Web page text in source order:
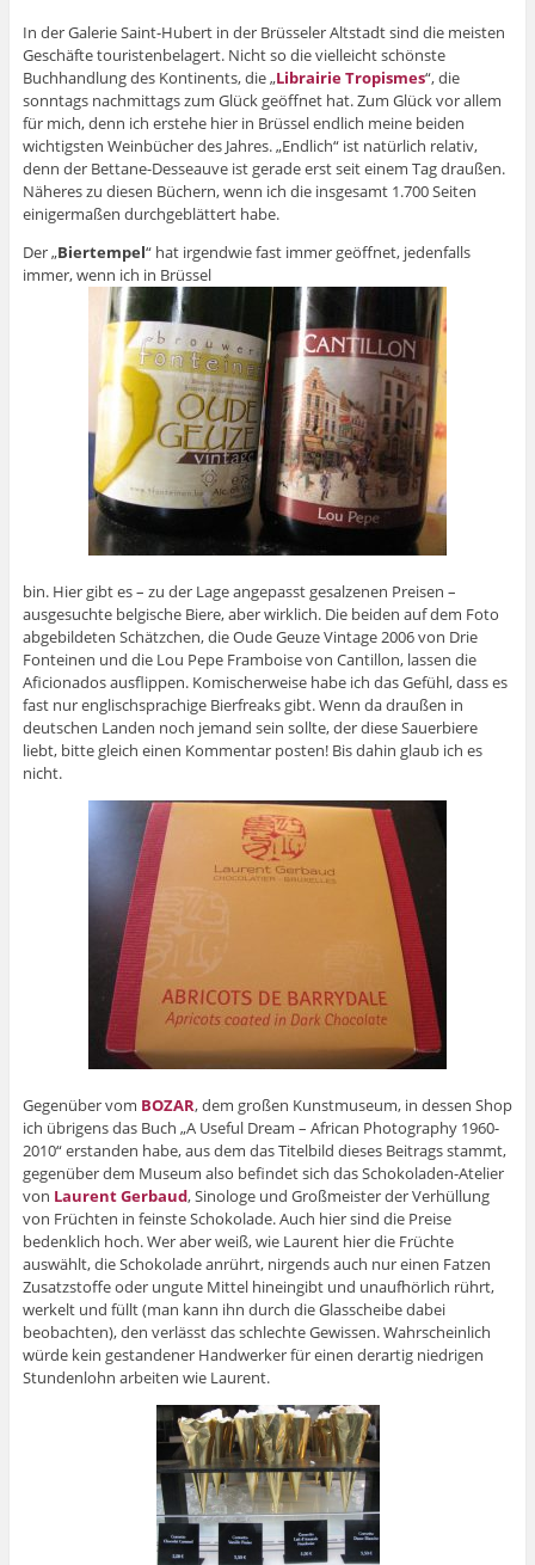
In der Galerie Saint-Hubert in der Brüsseler Altstadt sind die meisten
Geschäfte touristenbelagert. Nicht so die vielleicht schönste
Buchhandlung des Kontinents, die „Librairie Tropismes“, die
sonntags nachmittags zum Glück geöffnet hat. Zum Glück vor allem
für mich, denn ich erstehe hier in Brüssel endlich meine beiden
wichtigsten Weinbücher des Jahres. „Endlich“ ist natürlich relativ,
denn der Bettane-Desseauve ist gerade erst seit einem Tag draußen.
Näheres zu diesen Büchern, wenn ich die insgesamt 1.700 Seiten
einigermaßen durchgeblättert habe.
Der „Biertempel“ hat irgendwie fast immer geöffnet, jedenfalls
immer, wenn ich in Brüssel
bin. Hier gibt es – zu der Lage angepasst gesalzenen Preisen –
ausgesuchte belgische Biere, aber wirklich. Die beiden auf dem Foto
abgebildeten Schätzchen, die Oude Geuze Vintage 2006 von Drie
Fonteinen und die Lou Pepe Framboise von Cantillon, lassen die
Aficionados ausflippen. Komischerweise habe ich das Gefühl, dass es
fast nur englischsprachige Bierfreaks gibt. Wenn da draußen in
deutschen Landen noch jemand sein sollte, der diese Sauerbiere
liebt, bitte gleich einen Kommentar posten! Bis dahin glaub ich es
nicht.
Gegenüber vom BOZAR, dem großen Kunstmuseum, in dessen Shop
ich übrigens das Buch „A Useful Dream – African Photography 1960-
2010“ erstanden habe, aus dem das Titelbild dieses Beitrags stammt,
gegenüber dem Museum also befindet sich das Schokoladen-Atelier
von Laurent Gerbaud, Sinologe und Großmeister der Verhüllung
von Früchten in feinste Schokolade. Auch hier sind die Preise
bedenklich hoch. Wer aber weiß, wie Laurent hier die Früchte
auswählt, die Schokolade anrührt, nirgends auch nur einen Fatzen
Zusatzstoffe oder ungute Mittel hineingibt und unaufhörlich rührt,
werkelt und füllt (man kann ihn durch die Glasscheibe dabei
beobachten), den verlässt das schlechte Gewissen. Wahrscheinlich
würde kein gestandener Handwerker für einen derartig niedrigen
Stundenlohn arbeiten wie Laurent.